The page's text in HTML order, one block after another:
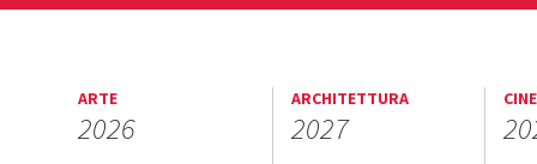
ARTE
2026
ARCHITETTURA
2027